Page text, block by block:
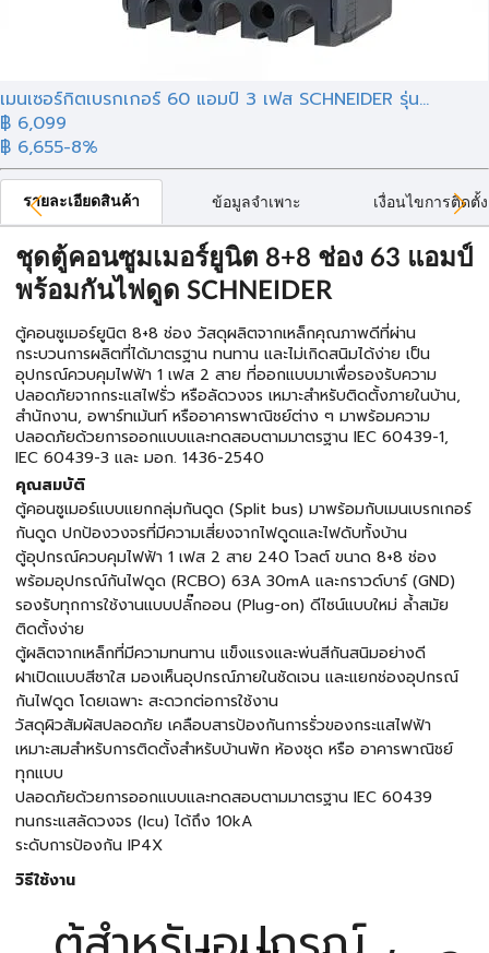
เมนเซอร์กิตเบรกเกอร์ 60 แอมป์ 3 เฟส SCHNEIDER รุ่น...
฿ 6,099
฿ 6,655-8%
รายละเอียดสินค้า ข้อมูลจำเพาะ เงื่อนไขการติดตั้ง
ชุดตู้คอนซูมเมอร์ยูนิต 8+8 ช่อง 63 แอมป์
พร้อมกันไฟดูด SCHNEIDER
ตู้คอนซูเมอร์ยูนิต 8+8 ช่อง วัสดุผลิตจากเหล็กคุณภาพดีที่ผ่าน
กระบวนการผลิตที่ได้มาตรฐาน ทนทาน และไม่เกิดสนิมได้ง่าย เป็น
อุปกรณ์ควบคุมไฟฟ้า 1 เฟส 2 สาย ที่ออกแบบมาเพื่อรองรับความ
ปลอดภัยจากกระแสไฟรั่ว หรือลัดวงจร เหมาะสำหรับติดตั้งภายในบ้าน,
สำนักงาน, อพาร์ทเม้นท์ หรืออาคารพาณิชย์ต่าง ๆ มาพร้อมความ
ปลอดภัยด้วยการออกแบบและทดสอบตามมาตรฐาน IEC 60439-1,
IEC 60439-3 และ มอก. 1436-2540
คุณสมบัติ
ตู้คอนซูเมอร์แบบแยกกลุ่มกันดูด (Split bus) มาพร้อมกับเมนเบรกเกอร์
กันดูด ปกป้องวงจรที่มีความเสี่ยงจากไฟดูดและไฟดับทั้งบ้าน
ตู้อุปกรณ์ควบคุมไฟฟ้า 1 เฟส 2 สาย 240 โวลต์ ขนาด 8+8 ช่อง
พร้อมอุปกรณ์กันไฟดูด (RCBO) 63A 30mA และกราวด์บาร์ (GND)
รองรับทุกการใช้งานแบบปลั๊กออน (Plug-on) ดีไซน์แบบใหม่ ล้ำสมัย
ติดตั้งง่าย
ตู้ผลิตจากเหล็กที่มีความทนทาน แข็งแรงและพ่นสีกันสนิมอย่างดี
ฝาเปิดแบบสีชาใส มองเห็นอุปกรณ์ภายในชัดเจน และแยกช่องอุปกรณ์
กันไฟดูด โดยเฉพาะ สะดวกต่อการใช้งาน
วัสดุผิวสัมผัสปลอดภัย เคลือบสารป้องกันการรั่วของกระแสไฟฟ้า
เหมาะสมสำหรับการติดตั้งสำหรับบ้านพัก ห้องชุด หรือ อาคารพาณิชย์
ทุกแบบ
ปลอดภัยด้วยการออกแบบและทดสอบตามมาตรฐาน IEC 60439
ทนกระแสลัดวงจร (Icu) ได้ถึง 10kA
ระดับการป้องกัน IP4X
วิธีใช้งาน